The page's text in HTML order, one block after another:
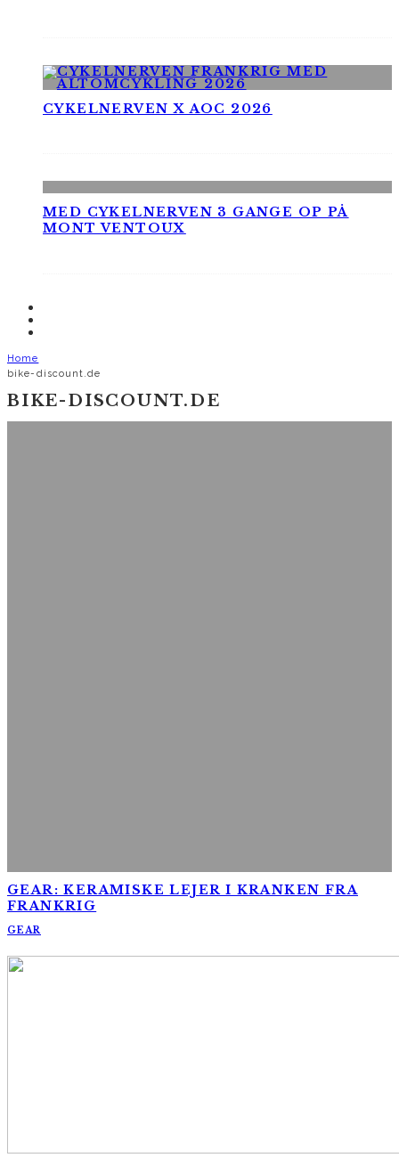
CYKELNERVEN X AOC 2026
MED CYKELNERVEN 3 GANGE OP PÅ
MONT VENTOUX
Home
bike-discount.de
BIKE-DISCOUNT.DE
GEAR: KERAMISKE LEJER I KRANKEN FRA
FRANKRIG
GEAR